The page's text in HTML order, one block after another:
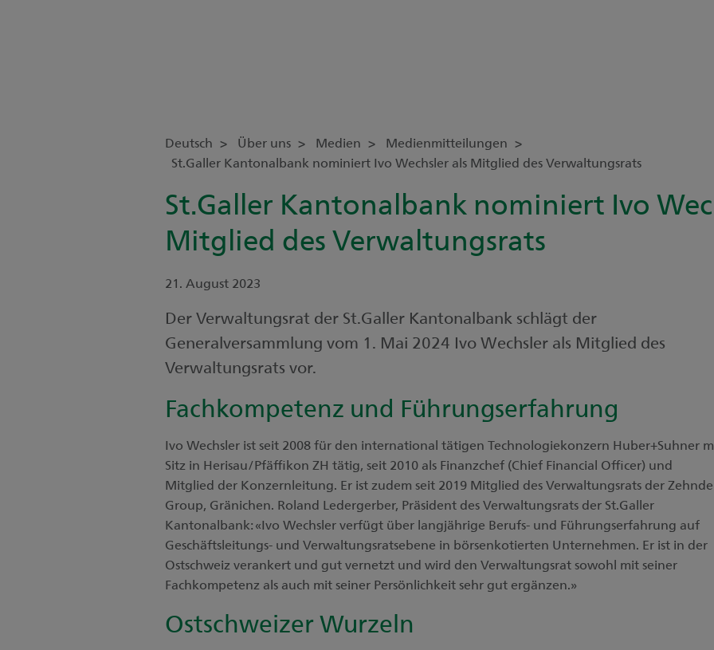
Deutsch Über uns Medien
Medienmitteilungen
St.Galler Kantonalbank nominiert Ivo Wechsler als Mitglied des Verwaltungsrats
St.Galler Kantonalbank nominiert Ivo
Mitglied des Verwaltungsrats
21. August 2023
Der Verwaltungsrat der St.Galler Kantonalbank schlägt der
Generalversammlung vom 1. Mai 2024 Ivo Wechsler als Mitglied des
Verwaltungsrats vor.
Fachkompetenz und Führungserfahrung
Ivo Wechsler ist seit 2008 für den international tätigen Technologiekonzern Huber+Suhner
Sitz in Herisau/Pfäffikon ZH tätig, seit 2010 als Finanzchef (Chief Financial Officer) und
Mitglied der Konzernleitung. Er ist zudem seit 2019 Mitglied des Verwaltungsrats der
Group, Gränichen. Roland Ledergerber, Präsident des Verwaltungsrats der St.Galler
Kantonalbank: «Ivo Wechsler verfügt über langjährige Berufs- und Führungserfahrung auf
Geschäftsleitungs- und Verwaltungsratsebene in börsenkotierten Unternehmen. Er ist in der
Ostschweiz verankert und gut vernetzt und wird den Verwaltungsrat sowohl mit seiner
Fachkompetenz als auch mit seiner Persönlichkeit sehr gut ergänzen.»
Ostschweizer Wurzeln